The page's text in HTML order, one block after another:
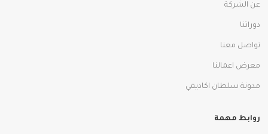
عن الشركة
دوراتنا
تواصل معنا
معرض اعمالنا
مدونة سلطان اكاديمي
روابط مهمة